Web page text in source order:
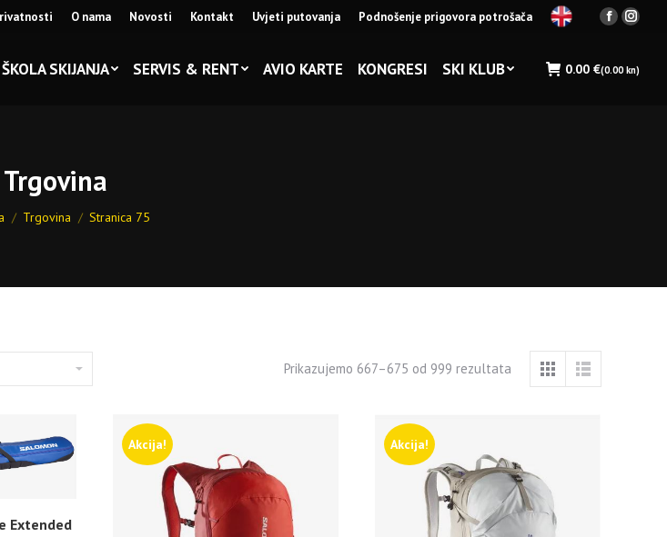
O nama Novosti Kontakt Uvjeti putovanja Podnošenje prigovora potrošača
Facebook
in
in
ŠKOLA SKIJANJA SERVIS & RENT AVIO KARTE KONGRESI SKI KLUB 0.00 €(0.00 kn)
Trgovina
You are here:
Trgovina Stranica 75
Prikazujemo 667–675 od 999 rezultata
Extended
Akcija! Akcija!